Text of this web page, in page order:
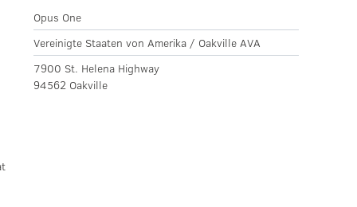
Opus One
Vereinigte Staaten von Amerika / Oakville AVA
7900 St. Helena Highway
94562 Oakville